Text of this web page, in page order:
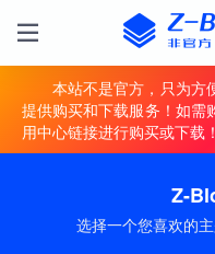
本站不是官方，只为方
提供购买和下载服务！如需
用中心链接进行购买或下载！
Z-
选择一个您喜欢的